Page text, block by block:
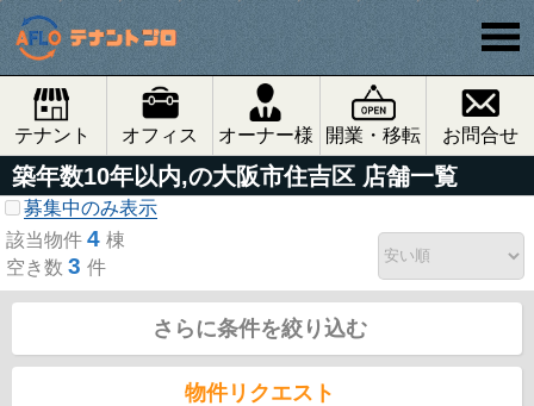
テナント オフィス オーナー様 開業・移転 お問合せ
築年数10年以内,の大阪市住吉区 店舗一覧
募集中のみ表示
該当物件 4 棟
空き数 3 件
さらに条件を絞り込む
物件リクエスト